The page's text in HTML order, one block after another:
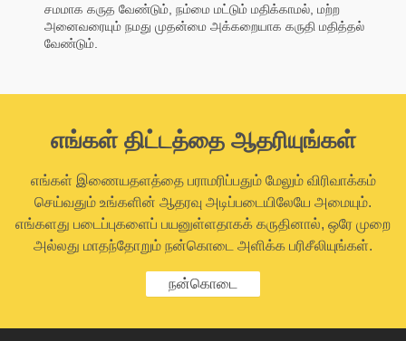
சமமாக கருத வேண்டும், நம்மை மட்டும் மதிக்காமல், மற்ற
அனைவரையும் நமது முதன்மை அக்கறையாக கருதி மதித்தல்
வேண்டும்.
எங்கள் திட்டத்தை ஆதரியுங்கள்
எங்கள் இணையதளத்தை பராமரிப்பதும் மேலும் விரிவாக்கம்
செய்வதும் உங்களின் ஆதரவு அடிப்படையிலேயே அமையும்.
எங்களது படைப்புகளைப் பயனுள்ளதாகக் கருதினால், ஒரே முறை
அல்லது மாதந்தோறும் நன்கொடை அளிக்க பரிசீலியுங்கள்.
நன்கொடை